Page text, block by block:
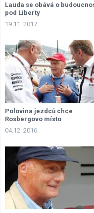
Lauda se obává o
pod Liberty
19.11. 2017
Polovina jezdců chce
Rosbergovo místo
04.12. 2016